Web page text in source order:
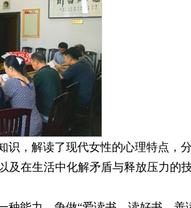
，解读了现代女性的心理特点，
及在生活中化解矛盾与释放压力的